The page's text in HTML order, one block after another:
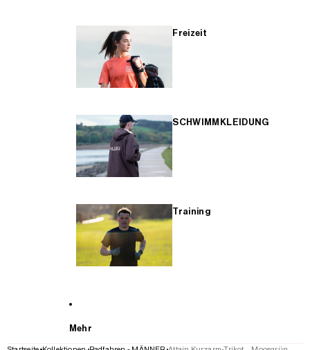
Freizeit
SCHWIMMKLEIDUNG
Training
Mehr